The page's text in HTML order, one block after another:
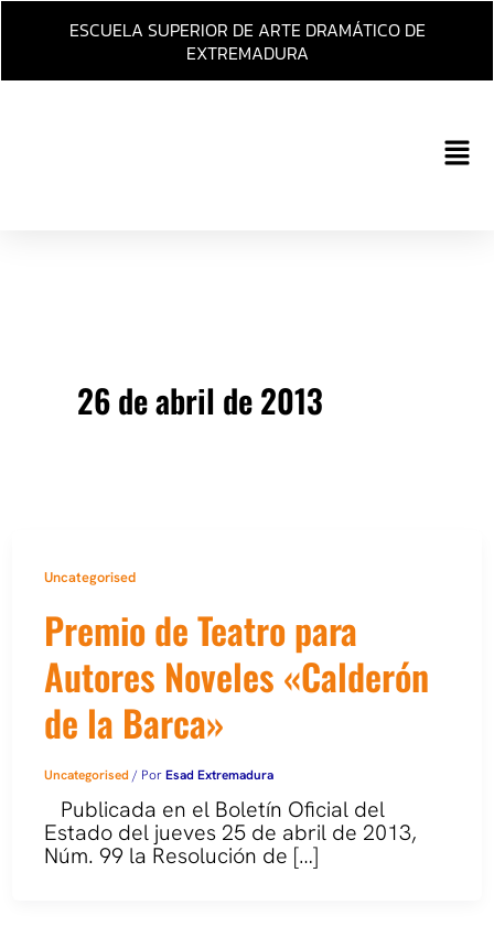
Ir
ESCUELA SUPERIOR DE ARTE DRAMÁTICO DE
EXTREMADURA
Main
26 de abril de 2013
Uncategorised
Premio de Teatro para
Autores Noveles «Calderón
de la Barca»
Uncategorised / PorEsad Extremadura
Publicada en el Boletín Oficial del
Estado del jueves 25 de abril de 2013,
Núm. 99 la Resolución de […]